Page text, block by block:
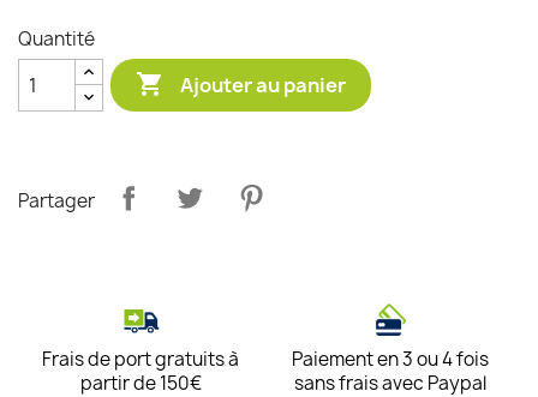
Quantité
 Ajouter au panier
Partager
Frais de port gratuits à
partir de 150€
Paiement en 3 ou 4 fois
sans frais avec Paypal